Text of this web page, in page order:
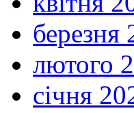
березня
лютого
січня